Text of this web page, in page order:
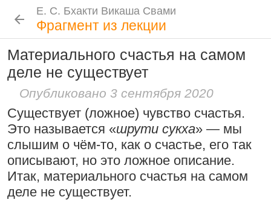
Е. С. Бхакти Викаша Свами
Лекции
Новые История Популярные
Рука в мешочке с чётками более
важна, чем шнур на плече
15:53 16 ноября 2008|
Намаккал, Тамил Наду,
Индия
Резкие слова для Нараяны
Е. С. Бхакти Викаша Свами
Фрагмент из лекции
Материального счастья на самом
деле не существует
Опубликовано 3 сентября 2020
Существует (ложное) чувство счастья.
Это называется «шрути сукха» — мы
слышим о чём-то, как о счастье, его так
описывают, но это ложное описание.
Итак, материального счастья на самом
деле не существует.
Е. С. Бхакти Викаша Свами
Цитаты Шрилы Прабхупады
Проповеднические принципы, данные
Шри Чайтаньей Махапрабху
6 августа 2026
Следовать по стопам ачарьев
4 августа 2026
Е. С. Бхакти Викаша Свами
Фотоальбом
Шрила Прабхупада
Биография | Книги|Цитаты
Лекции и беседы|Подношения
Бхакти Викаша Свами
Биография|Книги|График|Лекции
Скачать все лекции
Подношения учеников
Инициация
Общие стандарты|
Требования Махараджа
Видеоканалы